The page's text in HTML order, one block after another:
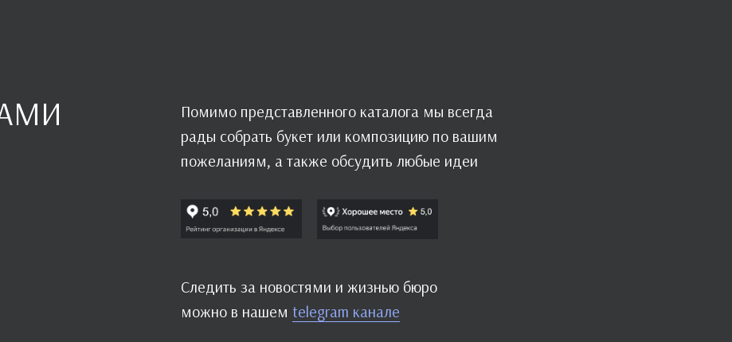
Помимо представленного каталога мы всегда
рады собрать букет или композицию по вашим
пожеланиям, а также обсудить любые идеи
Следить за новостями и жизнью бюро
можно в нашем telegram канале